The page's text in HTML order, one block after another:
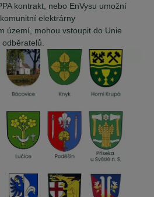
kontrakt, nebo EnVysu umožní
elektrárny
území, mohou vstoupit do Unie
odběratelů.